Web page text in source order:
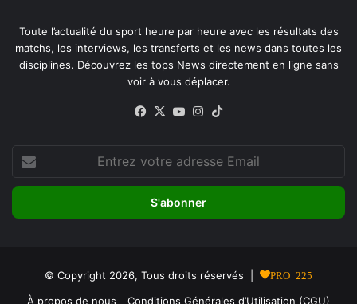
Toute l’actualité du sport heure par heure avec les résultats des
matchs, les interviews, les transferts et les news dans toutes les
disciplines. Découvrez les tops News directement en ligne sans
voir à vous déplacer.
Facebook
X YouTubeInstagram
votre
adresse
© Copyright 2026, Tous droits réservés | PRO 225
À propos de nous Conditions Générales d’Utilisation (CGU)